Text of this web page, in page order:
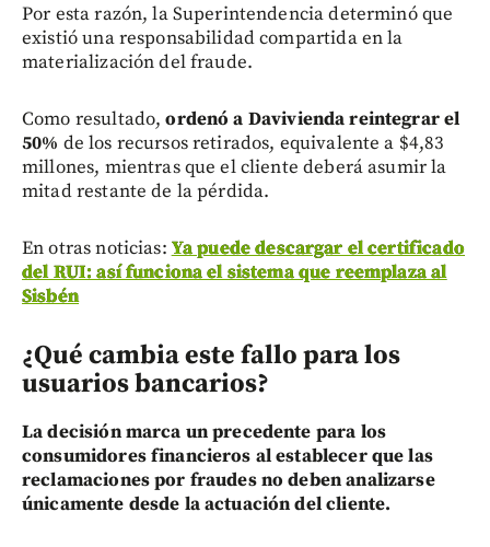
Por esta razón, la Superintendencia determinó que
existió una responsabilidad compartida en la
materialización del fraude.
Como resultado,ordenó a Davivienda reintegrar el
50% de los recursos retirados, equivalente a $4,83
millones, mientras que el cliente deberá asumir la
mitad restante de la pérdida.
En otras noticias: Ya puede descargar el certificado
del RUI: así funciona el sistema que reemplaza al
Sisbén
¿Qué cambia este fallo para los
usuarios bancarios?
La decisión marca un precedente para los
consumidores financieros al establecer que las
reclamaciones por fraudes no deben analizarse
únicamente desde la actuación del cliente.